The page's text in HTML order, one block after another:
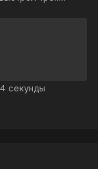
секунды